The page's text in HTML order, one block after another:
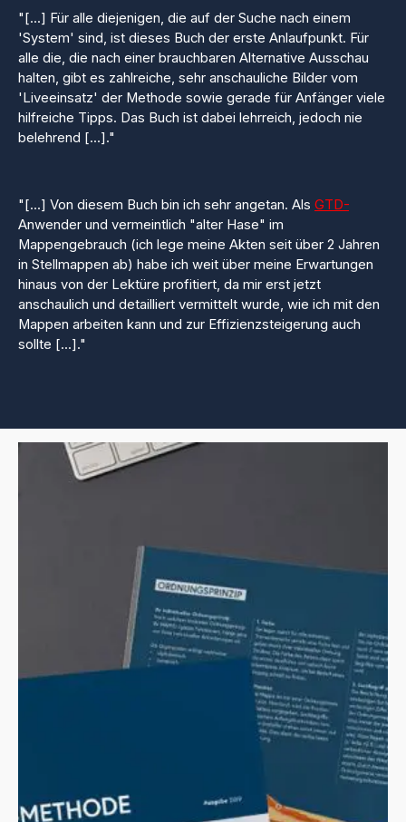
"[...] Für alle diejenigen, die auf der Suche nach einem
'System' sind, ist dieses Buch der erste Anlaufpunkt. Für
alle die, die nach einer brauchbaren Alternative Ausschau
halten, gibt es zahlreiche, sehr anschauliche Bilder vom
'Liveeinsatz' der Methode sowie gerade für Anfänger viele
hilfreiche Tipps. Das Buch ist dabei lehrreich, jedoch nie
belehrend [...]."
"[...] Von diesem Buch bin ich sehr angetan. Als GTD-
Anwender und vermeintlich "alter Hase" im
Mappengebrauch (ich lege meine Akten seit über 2 Jahren
in Stellmappen ab) habe ich weit über meine Erwartungen
hinaus von der Lektüre profitiert, da mir erst jetzt
anschaulich und detailliert vermittelt wurde, wie ich mit den
Mappen arbeiten kann und zur Effizienzsteigerung auch
sollte [...]."